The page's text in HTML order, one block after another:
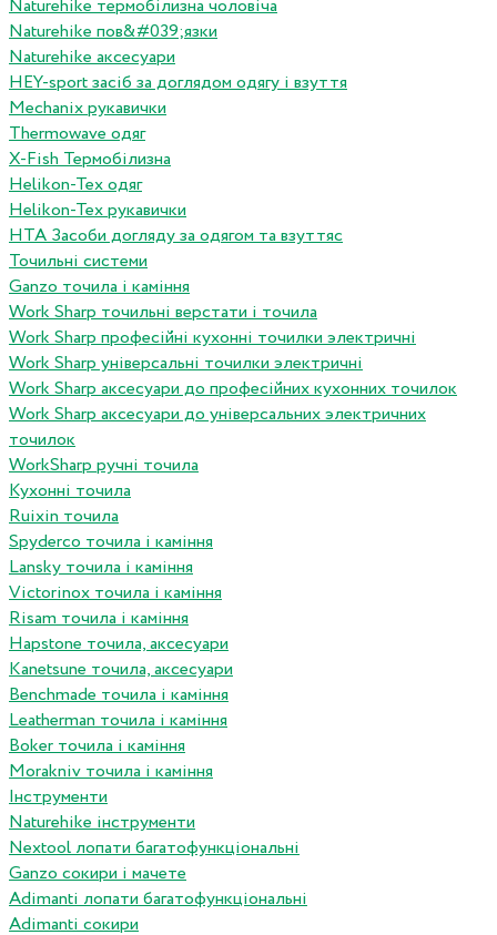
Naturehike термобілизна чоловіча
Naturehike пов&#039;язки
Naturehike аксесуари
HEY-sport засіб за доглядом одягу і взуття
Mechanix рукавички
Thermowave одяг
X-Fish Термобілизна
Helikon-Tex одяг
Helikon-Tex рукавички
HTA Засоби догляду за одягом та взуттяс
Точильні системи
Ganzo точила і каміння
Work Sharp точильні верстати і точила
Work Sharp професiйнi кухоннi точилки электричнi
Work Sharp унiверсальнi точилки электричнi
Work Sharp аксесуари до професiйних кухонних точилок
Work Sharp аксесуари до унiверсальних электричних
точилок
WorkSharp ручні точила
Кухонні точила
Ruixin точила
Spyderco точила і каміння
Lansky точила і каміння
Victorinox точила і каміння
Risam точила і каміння
Hapstone точила, аксесуари
Kanetsune точила, аксесуари
Benchmade точила і каміння
Leatherman точила і каміння
Boker точила і каміння
Morakniv точила і каміння
Інструменти
Naturehike інструменти
Nextool лопати багатофункціональні
Ganzo сокири і мачете
Adimanti лопати багатофункціональні
Adimanti сокири